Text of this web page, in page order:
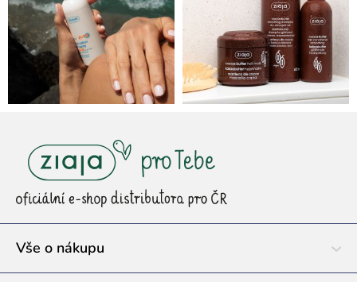
t
Vše o nákupu